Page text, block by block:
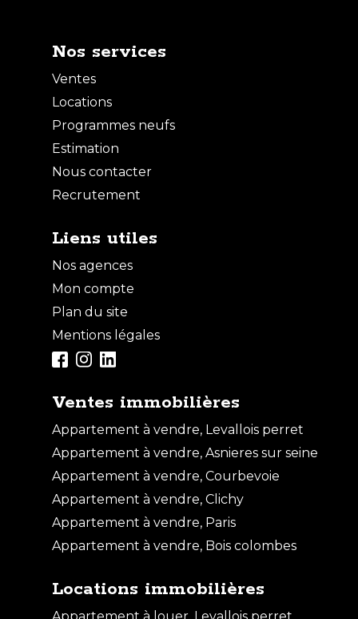
Vente Appartement - 1 pièce
VENTE
Vente Appartement - 1 pièce
ASNIERES SUR SEINE
Nos services
Ventes
Locations
Programmes neufs
Estimation
Nous contacter
Recrutement
Liens utiles
Nos agences
Mon compte
Plan du site
Mentions légales
Ventes immobilières
Appartement à vendre, Levallois perret
Appartement à vendre, Asnieres sur seine
Appartement à vendre, Courbevoie
Appartement à vendre, Clichy
Appartement à vendre, Paris
Appartement à vendre, Bois colombes
Locations immobilières